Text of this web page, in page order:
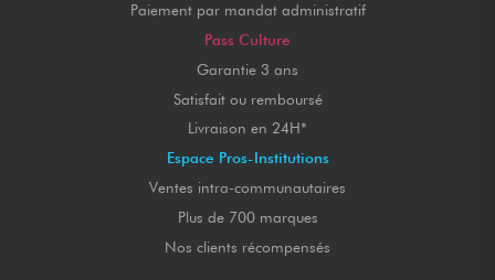
Paiement par mandat administratif
Pass Culture
Garantie 3 ans
Satisfait ou remboursé
Livraison en 24H*
Espace Pros-Institutions
Ventes intra-communautaires
Plus de 700 marques
Nos clients récompensés